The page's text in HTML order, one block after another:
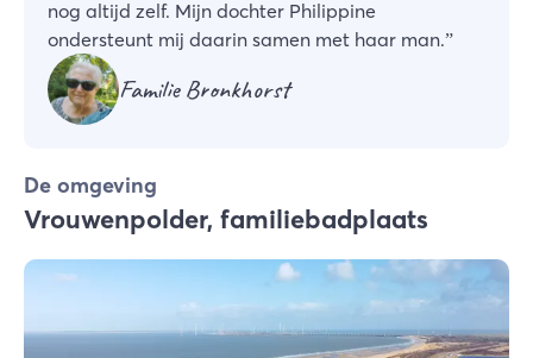
nog altijd zelf. Mijn dochter Philippine
ondersteunt mij daarin samen met haar man.”
Familie Bronkhorst
De omgeving
Vrouwenpolder, familiebadplaats